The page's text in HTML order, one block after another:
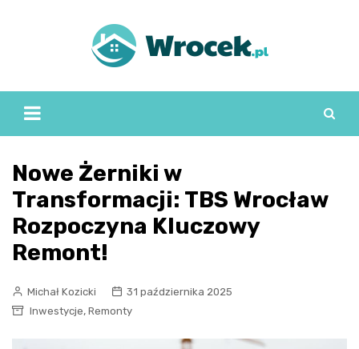
Nowe Żerniki w
Transformacji: TBS Wrocław
Rozpoczyna Kluczowy
Remont!
Michał Kozicki
31 października 2025
Inwestycje, Remonty